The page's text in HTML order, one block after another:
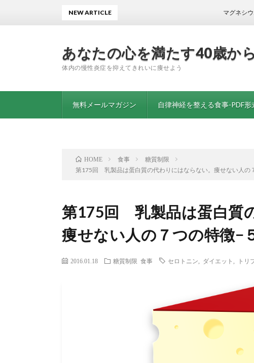
あなたの心を満たす40歳か
体内の慢性炎症を抑えてきれいに痩せよう
無料メールマガジン 自律神経を整える食事-PDF形
NEW ARTICLE マグネシウムの摂取
HOME 食事
糖質制限
第175回 乳製品は蛋白質の代わりにはならない。痩せない人の
第175回 乳製品は蛋白質
痩せない人の７つの特徴−
2016.01.18 糖質制限 食事 セロトニン ダイエット トリ